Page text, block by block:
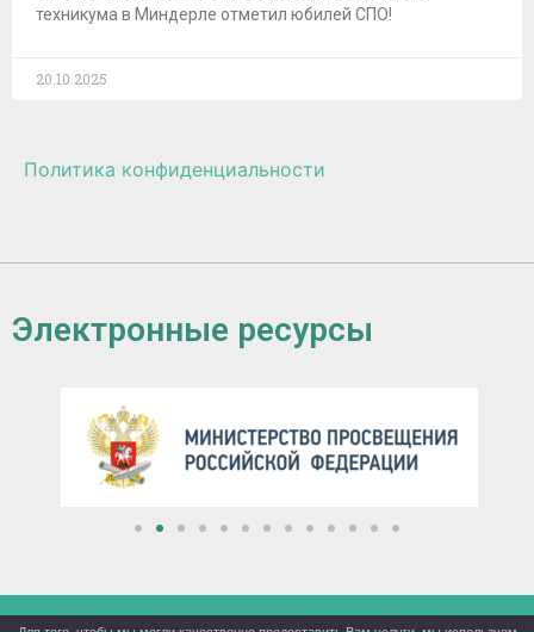
техникума в Миндерле отметил юбилей СПО!
20.10.2025
Политика конфиденциальности
Электронные ресурсы